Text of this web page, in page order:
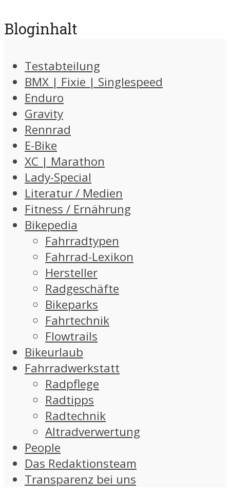
Bloginhalt
Testabteilung
BMX | Fixie | Singlespeed
Enduro
Gravity
Rennrad
E-Bike
XC | Marathon
Lady-Special
Literatur / Medien
Fitness / Ernährung
Bikepedia
Fahrradtypen
Fahrrad-Lexikon
Hersteller
Radgeschäfte
Bikeparks
Fahrtechnik
Flowtrails
Bikeurlaub
Fahrradwerkstatt
Radpflege
Radtipps
Radtechnik
Altradverwertung
People
Das Redaktionsteam
Transparenz bei uns